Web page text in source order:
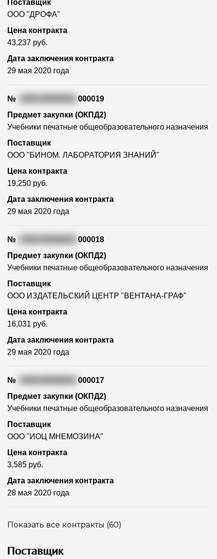
Поставщик
ООО "ДРОФА"
Цена контракта
43,237 руб.
Дата заключения контракта
29 мая 2020 года
№
000019
Предмет закупки (ОКПД2)
Учебники печатные общеобразовательного назначения
Поставщик
ООО "БИНОМ. ЛАБОРАТОРИЯ ЗНАНИЙ"
Цена контракта
19,250 руб.
Дата заключения контракта
29 мая 2020 года
№
000018
Предмет закупки (ОКПД2)
Учебники печатные общеобразовательного назначения
Поставщик
ООО ИЗДАТЕЛЬСКИЙ ЦЕНТР "ВЕНТАНА-ГРАФ"
Цена контракта
16,031 руб.
Дата заключения контракта
29 мая 2020 года
№
000017
Предмет закупки (ОКПД2)
Учебники печатные общеобразовательного назначения
Поставщик
ООО "ИОЦ МНЕМОЗИНА"
Цена контракта
3,585 руб.
Дата заключения контракта
28 мая 2020 года
Показать все контракты (60)
Поставщик